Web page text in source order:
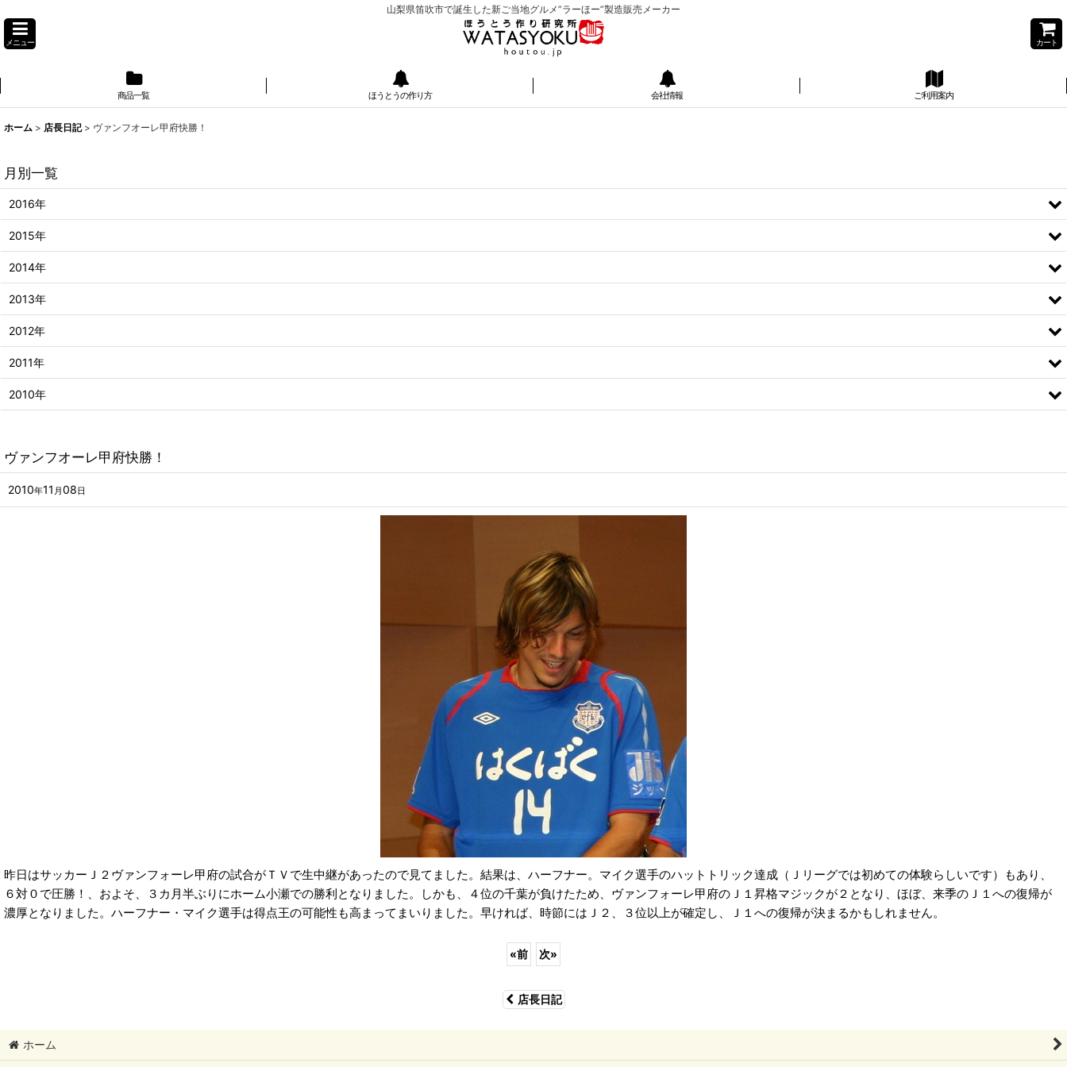
山梨県笛吹市で誕生した新ご当地グルメ”ラーほー”製造販売メーカー
メニュー カート
商品一覧 ほうとうの作り方 会社情報 ご利用案内
ホーム > 店長日記 > ヴァンフオーレ甲府快勝！
ヴァンフオーレ甲府快勝！
2010年11 月08日
昨日はサッカーＪ２ヴァンフォーレ甲府の試合がＴＶで生中継があったので見てました。結果は、ハーフナー。マイク選手のハットトリック達成（Ｊリーグでは初めての体験らしいです）もあり、
６対０で圧勝！、およそ、３カ月半ぶりにホーム小瀬での勝利となりました。しかも、４位の千葉が負けたため、ヴァンフォーレ甲府のＪ１昇格マジックが２となり、ほぼ、来季のＪ１への復帰が
濃厚となりました。ハーフナー・マイク選手は得点王の可能性も高まってまいりました。早ければ、時節にはＪ２、３位以上が確定し、Ｊ１への復帰が決まるかもしれません。
«前 次»
店長日記
月別一覧
2016年
2015年
2014年
2013年
2012年
2011年
2010年
ホーム